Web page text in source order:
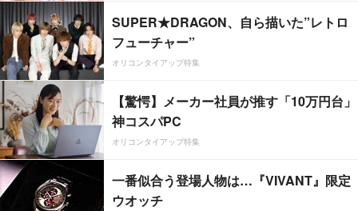
SUPER★DRAGON、自ら描いた”レトロ
フューチャー”
オリコンタイアップ特集
【驚愕】メーカー社員が推す「10万円台」
神コスパPC
オリコンタイアップ特集
一番似合う登場人物は…『VIVANT』限定
ウオッチ